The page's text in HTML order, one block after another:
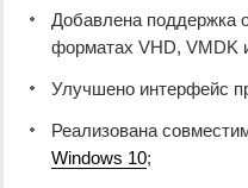
Добавлена поддержка
форматах VHD, VMDK
Улучшено интерфейс
Реализована
Windows 10;